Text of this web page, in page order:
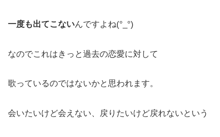
一度も出てこないんですよね(°_°)
なのでこれはきっと過去の恋愛に対して
歌っているのではないかと思われます。
会いたいけど会えない、戻りたいけど戻れないという